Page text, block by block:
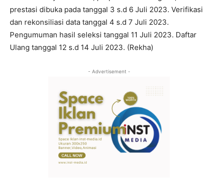
prestasi dibuka pada tanggal 3 s.d 6 Juli 2023. Verifikasi
dan rekonsiliasi data tanggal 4 s.d 7 Juli 2023.
Pengumuman hasil seleksi tanggal 11 Juli 2023. Daftar
Ulang tanggal 12 s.d 14 Juli 2023. (Rekha)
- Advertisement -